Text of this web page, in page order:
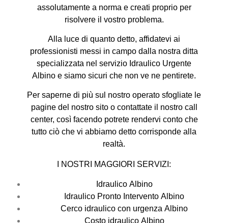
assolutamente a norma e creati proprio per
risolvere il vostro problema.
Alla luce di quanto detto, affidatevi ai
professionisti messi in campo dalla nostra ditta
specializzata nel servizio Idraulico Urgente
Albino e siamo sicuri che non ve ne pentirete.
Per saperne di più sul nostro operato sfogliate le
pagine del nostro sito o contattate il nostro call
center, così facendo potrete rendervi conto che
tutto ciò che vi abbiamo detto corrisponde alla
realtà.
I NOSTRI MAGGIORI SERVIZI:
Idraulico Albino
Idraulico Pronto Intervento Albino
Cerco idraulico con urgenza Albino
Costo idraulico Albino